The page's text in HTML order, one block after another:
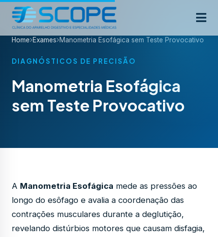
Home Exames Manometria Esofágica sem Teste Provocativo
DIAGNÓSTICOS DE PRECISÃO
Manometria Esofágica
sem Teste Provocativo
A Manometria Esofágica mede as pressões ao
longo do esôfago e avalia a coordenação das
contrações musculares durante a deglutição,
revelando distúrbios motores que causam disfagia,